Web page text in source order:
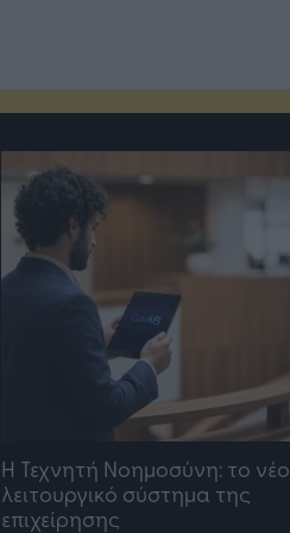
Η Τεχνητή Νοημοσύνη: το νέο
λειτουργικό σύστημα της
επιχείρησης